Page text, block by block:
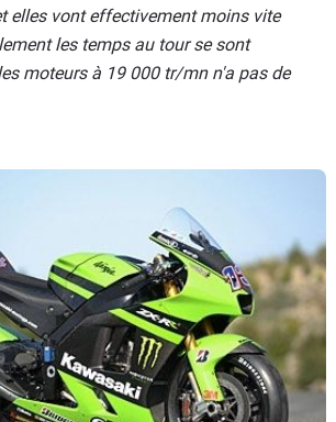
elles vont effectivement moins vite
les temps au tour se sont
moteurs à 19 000 tr/mn n'a pas de